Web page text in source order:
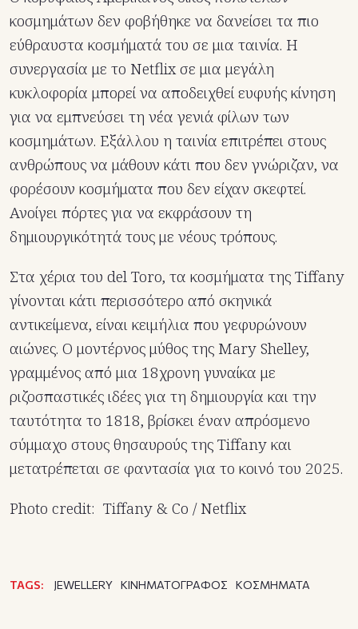
κοσμημάτων δεν φοβήθηκε να δανείσει τα πιο
εύθραυστα κοσμήματά του σε μια ταινία. Η
συνεργασία με το Netflix σε μια μεγάλη
κυκλοφορία μπορεί να αποδειχθεί ευφυής κίνηση
για να εμπνεύσει τη νέα γενιά φίλων των
κοσμημάτων. Εξάλλου η ταινία επιτρέπει στους
ανθρώπους να μάθουν κάτι που δεν γνώριζαν, να
φορέσουν κοσμήματα που δεν είχαν σκεφτεί.
Ανοίγει πόρτες για να εκφράσουν τη
δημιουργικότητά τους με νέους τρόπους.
Στα χέρια του del Toro, τα κοσμήματα της Tiffany
γίνονται κάτι περισσότερο από σκηνικά
αντικείμενα, είναι κειμήλια που γεφυρώνουν
αιώνες. Ο μοντέρνος μύθος της Mary Shelley,
γραμμένος από μια 18χρονη γυναίκα με
ριζοσπαστικές ιδέες για τη δημιουργία και την
ταυτότητα το 1818, βρίσκει έναν απρόσμενο
σύμμαχο στους θησαυρούς της Tiffany και
μετατρέπεται σε φαντασία για το κοινό του 2025.
Photo credit: Tiffany & Co / Netflix
TAGS: JEWELLERY ΚΙΝΗΜΑΤΟΓΡΑΦΟΣ ΚΟΣΜΗΜΑΤΑ